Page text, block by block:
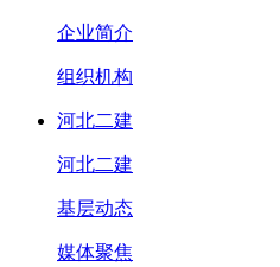
企业简介
组织机构
河北二建
河北二建
基层动态
媒体聚焦